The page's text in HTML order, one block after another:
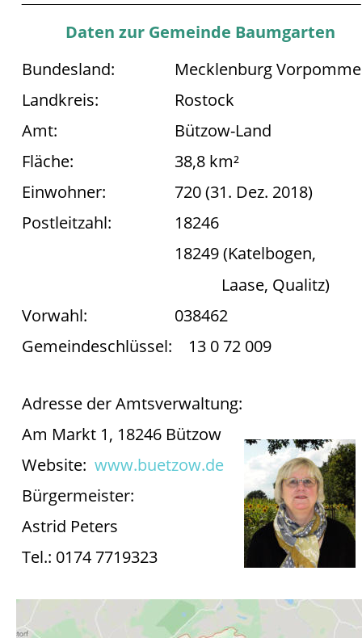
Daten zur Gemeinde Baumgarten
Bundesland:
Mecklenburg
Landkreis:
Rostock
Amt:
Bützow-Land
Fläche:
38,8 km²
Einwohner:
720 (31. Dez. 2018)
Postleitzahl:
18246
18249 (Katelbogen,
    Laase, Qualitz)
Vorwahl:
038462
Gemeindeschlüssel:    13 0 72 009
Adresse der Amtsverwaltung:
Am Markt 1, 18246 Bützow
Website: www.buetzow.de
Bürgermeister:
Astrid Peters
Tel.: 0174 7719323